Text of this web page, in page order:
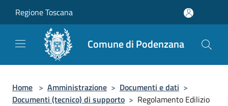
Regione Toscana
Comune di Podenzana
Home > Amministrazione > Documenti e dati >
Documenti (tecnico) di supporto > Regolamento Edilizio